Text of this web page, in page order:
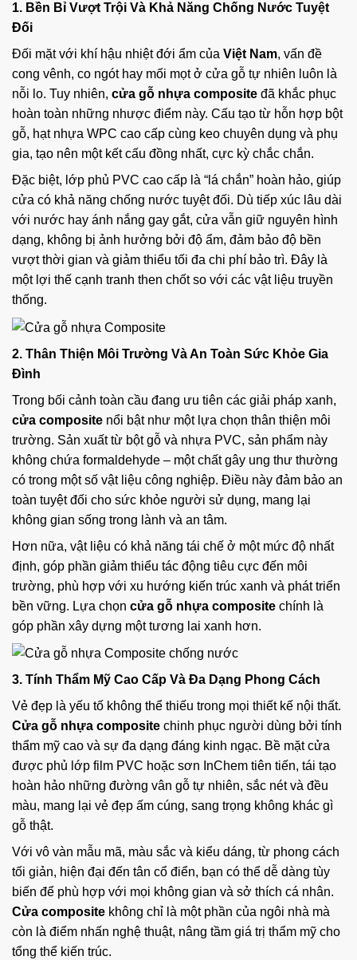
1. Bền Bỉ Vượt Trội Và Khả Năng Chống Nước Tuyệt
Đối
Đối mặt với khí hậu nhiệt đới ẩm của Việt Nam, vấn đề
cong vênh, co ngót hay mối mọt ở cửa gỗ tự nhiên luôn là
nỗi lo. Tuy nhiên, cửa gỗ nhựa composite đã khắc phục
hoàn toàn những nhược điểm này. Cấu tạo từ hỗn hợp bột
gỗ, hạt nhựa WPC cao cấp cùng keo chuyên dụng và phụ
gia, tạo nên một kết cấu đồng nhất, cực kỳ chắc chắn.
Đặc biệt, lớp phủ PVC cao cấp là “lá chắn” hoàn hảo, giúp
cửa có khả năng chống nước tuyệt đối. Dù tiếp xúc lâu dài
với nước hay ánh nắng gay gắt, cửa vẫn giữ nguyên hình
dạng, không bị ảnh hưởng bởi độ ẩm, đảm bảo độ bền
vượt thời gian và giảm thiểu tối đa chi phí bảo trì. Đây là
một lợi thế cạnh tranh then chốt so với các vật liệu truyền
thống.
2. Thân Thiện Môi Trường Và An Toàn Sức Khỏe Gia
Đình
Trong bối cảnh toàn cầu đang ưu tiên các giải pháp xanh,
cửa composite nổi bật như một lựa chọn thân thiện môi
trường. Sản xuất từ bột gỗ và nhựa PVC, sản phẩm này
không chứa formaldehyde – một chất gây ung thư thường
có trong một số vật liệu công nghiệp. Điều này đảm bảo an
toàn tuyệt đối cho sức khỏe người sử dụng, mang lại
không gian sống trong lành và an tâm.
Hơn nữa, vật liệu có khả năng tái chế ở một mức độ nhất
định, góp phần giảm thiểu tác động tiêu cực đến môi
trường, phù hợp với xu hướng kiến trúc xanh và phát triển
bền vững. Lựa chọn cửa gỗ nhựa composite chính là
góp phần xây dựng một tương lai xanh hơn.
3. Tính Thẩm Mỹ Cao Cấp Và Đa Dạng Phong Cách
Vẻ đẹp là yếu tố không thể thiếu trong mọi thiết kế nội thất.
Cửa gỗ nhựa composite chinh phục người dùng bởi tính
thẩm mỹ cao và sự đa dạng đáng kinh ngạc. Bề mặt cửa
được phủ lớp film PVC hoặc sơn InChem tiên tiến, tái tạo
hoàn hảo những đường vân gỗ tự nhiên, sắc nét và đều
màu, mang lại vẻ đẹp ấm cúng, sang trọng không khác gì
gỗ thật.
Với vô vàn mẫu mã, màu sắc và kiểu dáng, từ phong cách
tối giản, hiện đại đến tân cổ điển, bạn có thể dễ dàng tùy
biến để phù hợp với mọi không gian và sở thích cá nhân.
Cửa composite không chỉ là một phần của ngôi nhà mà
còn là điểm nhấn nghệ thuật, nâng tầm giá trị thẩm mỹ cho
tổng thể kiến trúc.